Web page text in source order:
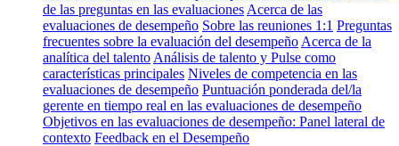
de las preguntas en las evaluaciones Acerca de las
evaluaciones de desempeño Sobre las reuniones 1:1 Preguntas
frecuentes sobre la evaluación del desempeño Acerca de la
analítica del talento Análisis de talento y Pulse como
características principales Niveles de competencia en las
evaluaciones de desempeño Puntuación ponderada del/la
gerente en tiempo real en las evaluaciones de desempeño
Objetivos en las evaluaciones de desempeño: Panel lateral de
contexto Feedback en el Desempeño